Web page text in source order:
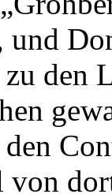
den
von